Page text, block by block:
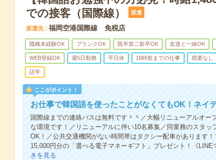
での接客（国際線）
派遣
派遣先 福岡空港国際線 免税店
職種未経験OK ブランクOK 既卒第二新卒OK 友達と一緒OK
WEB登録OK 週5日勤務 平日休 16時前までの仕事 残業なし
語学
ここがポイント！
お仕事で韓国語を使ったことがなくてもOK！ネイ
国際線までの連絡バスは無料です＾＾／大幅リニューアルオ
な環境です！／リニューアルに伴い10名募集／同業務のスタ
OK！／公共交通機関がない時間帯はタクシー配車があります
15,000円分の「選べる電子マネーギフト」プレゼント！《
きを見る